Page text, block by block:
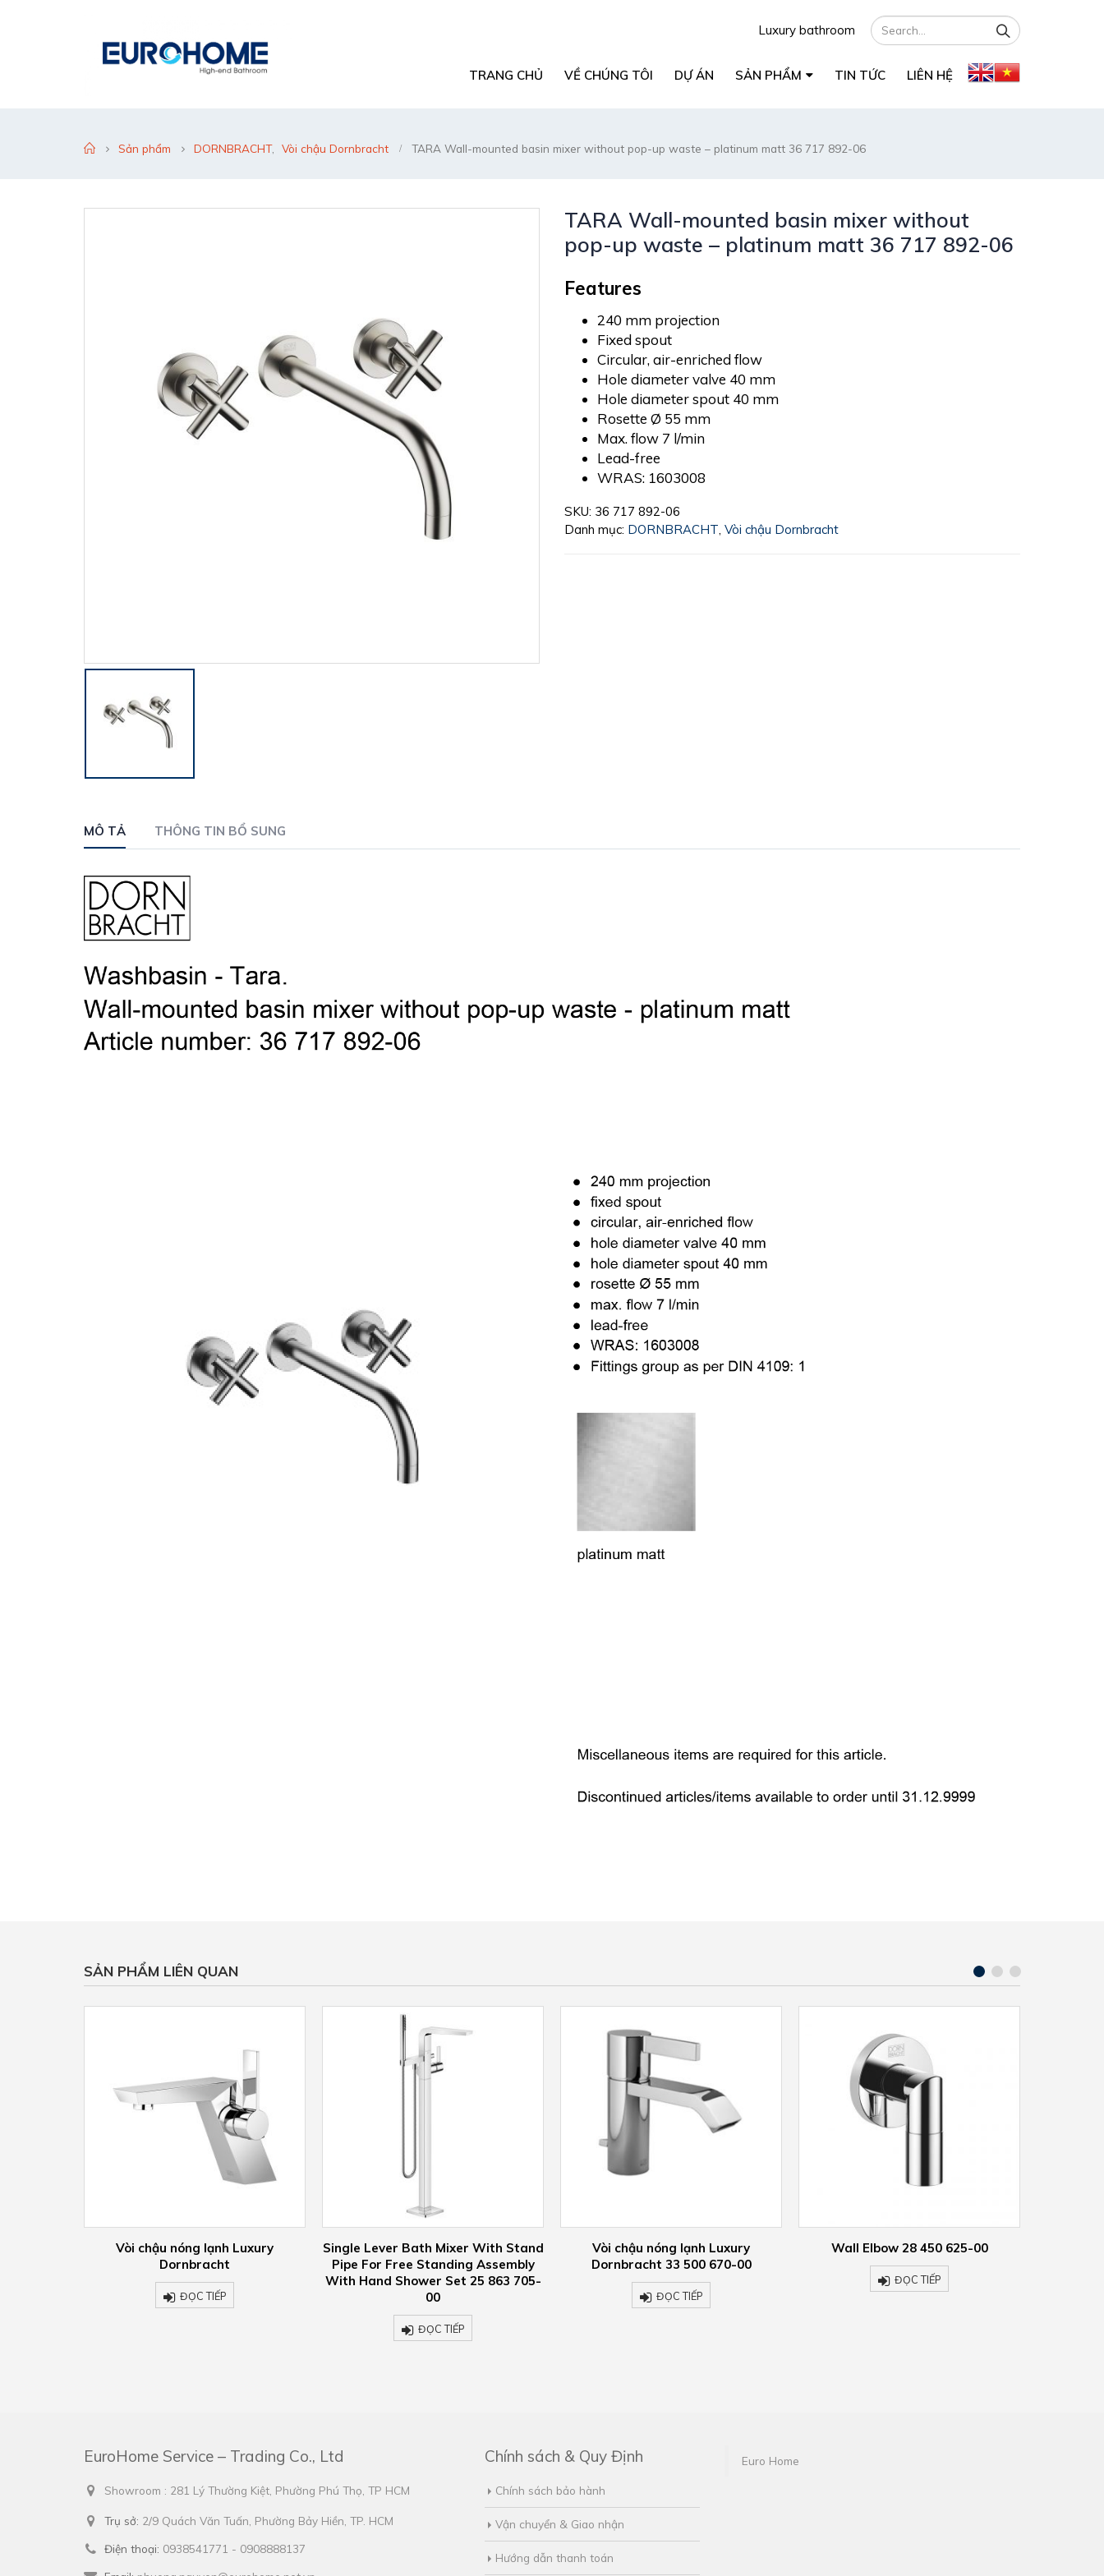
Luxury bathroom
TRANG CHỦ VỀ CHÚNG TÔI DỰ ÁN SẢN PHẨM TIN TỨC LIÊN HỆ
Sản phẩm DORNBRACHT, Vòi chậu Dornbracht TARA Wall-mounted basin mixer without pop-up waste – platinum matt 36 717 892-06
TARA Wall-mounted basin mixer without
pop-up waste – platinum matt 36 717 892-06
Features
240 mm projection
Fixed spout
Circular, air-enriched flow
Hole diameter valve 40 mm
Hole diameter spout 40 mm
Rosette Ø 55 mm
Max. flow 7 l/min
Lead-free
WRAS: 1603008
SKU: 36 717 892-06
Danh mục: DORNBRACHT, Vòi chậu Dornbracht
MÔ TẢ THÔNG TIN BỔ SUNG
SẢN PHẨM LIÊN QUAN
Single Lever Bath Mixer With Stand
Pipe For Free Standing Assembly
With Hand Shower Set 25 863 705-
00
Vòi chậu nóng lạnh Luxury
Dornbracht 33 500 670-00
ĐỌC TIẾP
Wall Elbow 28 450 625-00
ĐỌC TIẾP
Rain shower with wall fixing –
polished chrome 28 679 970-00
ĐỌC TIẾP
EuroHome Service – Trading Co., Ltd
Showroom : 281 Lý Thường Kiệt, Phường Phú Thọ, TP HCM
Trụ sở: 2/9 Quách Văn Tuấn, Phường Bảy Hiền, TP. HCM
Điện thoại: 0938541771 - 0908888137
Chính sách & Quy Định
Chính sách bảo hành
Vận chuyển & Giao nhận
Hướng dẫn thanh toán
Euro Home